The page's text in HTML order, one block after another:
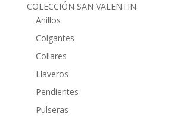
COLECCIÓN SAN VALENTIN
Anillos
Colgantes
Collares
Llaveros
Pendientes
Pulseras